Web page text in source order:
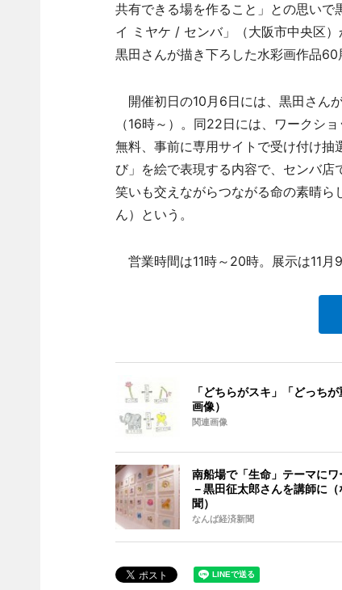
共有できる場を作ること」との思い
イ ミヤケ / センバ」（大阪市中央区
黒田さんが描き下ろした水彩画作品60
開催初日の10月6日には、黒田さん
（16時～）。同22日には、ワークシ
無料、事前に専用サイトで受け付け
び」を絵で表現する内容で、センバ店
笑いも交えながらつながる命の素晴ら
ん）という。
営業時間は11時～20時。展示は11月9
「どちらがスキ」「どっち
画像）
関連画像
南船場で「生命」テーマに
－黒田征太郎さんを講師に
聞）
なんば経済新聞